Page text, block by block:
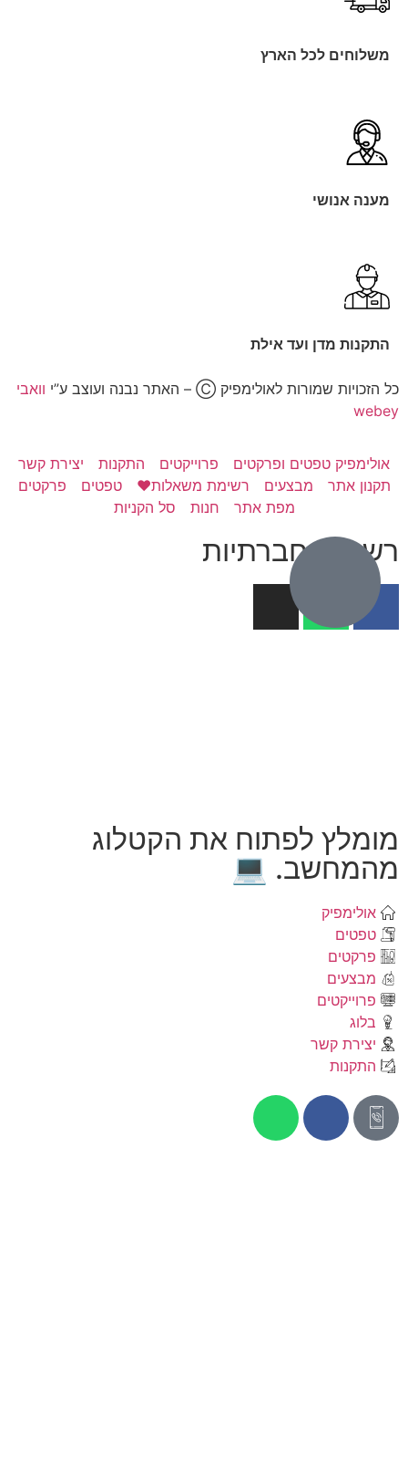
רשתות חברתיות
משלוחים לכל הארץ
מענה אנושי
התקנות מדן ועד אילת
כל הזכויות שמורות לאולימפיק Ⓒ – האתר נבנה ועוצב ע”י
וואבי
webey
אולימפיק טפטים ופרקטים פרוייקטים התקנות
יצירת קשר
תקנון אתר
מבצעים רשימת משאלות❤️ טפטים
פרקטים
מפת אתר
חנות סל הקניות
מומלץ לפתוח את הקטלוג
מהמחשב. 💻
אולימפיק
טפטים
פרקטים
מבצעים
פרוייקטים
בלוג
יצירת קשר
התקנות